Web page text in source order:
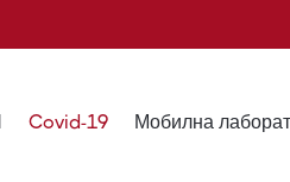
Covid-19 Мобилна